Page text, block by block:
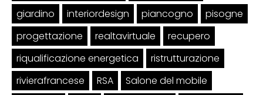
giardino
interiordesign piancogno
pisogne
progettazione
realtavirtuale
recupero
riqualificazione energetica
ristrutturazione
rivierafrancese
RSA
Salone del mobile